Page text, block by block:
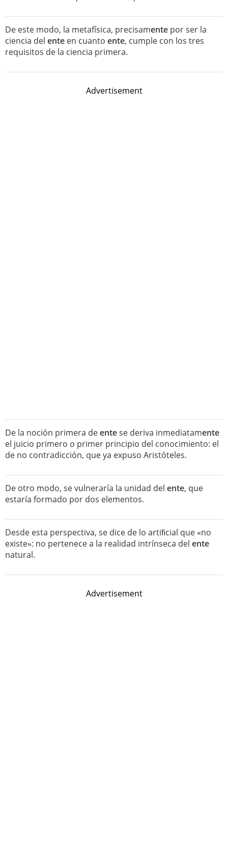
De este modo, la metafísica, precisamente por ser la
ciencia del ente en cuanto ente, cumple con los tres
requisitos de la ciencia primera.
Advertisement
De la noción primera deentese deriva inmediatamente
el juicio primero o primer principio del conocimiento: el
de no contradicción, que ya expuso Aristóteles.
De otro modo, se vulneraría la unidad del ente, que
estaría formado por dos elementos.
Desde esta perspectiva, se dice de lo artiﬁcial que «no
existe»: no pertenece a la realidad intrínseca del ente
natural.
Advertisement